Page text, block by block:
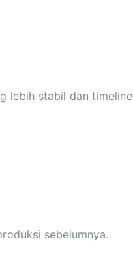
lebih stabil dan timeline
sebelumnya.